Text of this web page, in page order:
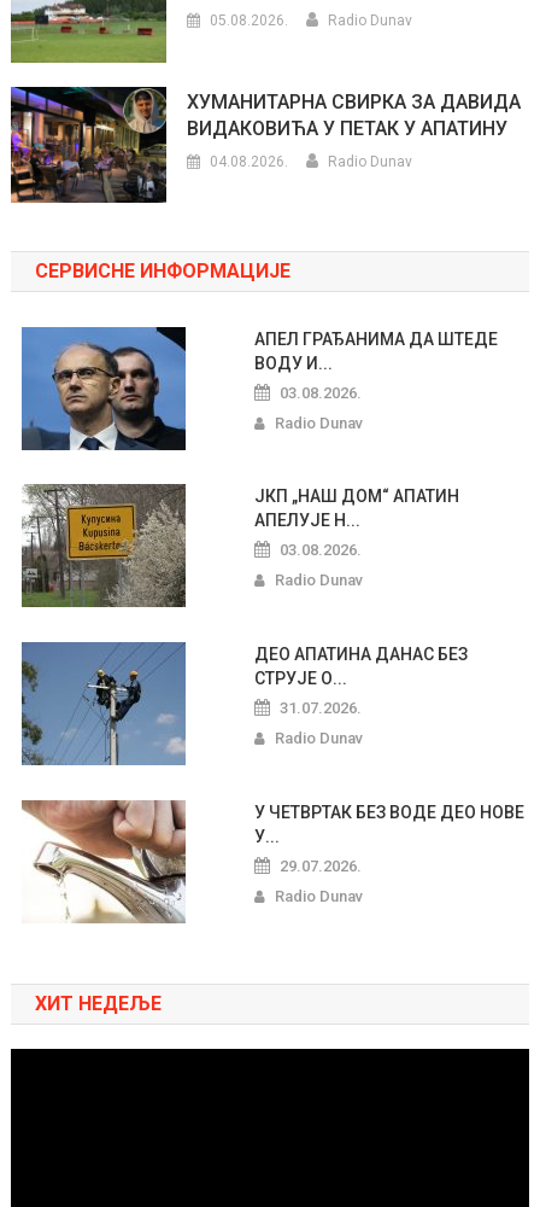
05.08.2026. Radio Dunav
ХУМАНИТАРНА СВИРКА ЗА ДАВИДА
ВИДАКОВИЋА У ПЕТАК У АПАТИНУ
04.08.2026. Radio Dunav
СЕРВИСНЕ ИНФОРМАЦИЈЕ
АПЕЛ ГРАЂАНИМА ДА ШТЕДЕ
ВОДУ И...
03.08.2026.
Radio Dunav
ЈКП „НАШ ДОМ“ АПАТИН
АПЕЛУЈЕ Н...
03.08.2026.
Radio Dunav
ДЕО АПАТИНА ДАНАС БЕЗ
СТРУЈЕ О...
31.07.2026.
Radio Dunav
У ЧЕТВРТАК БЕЗ ВОДЕ ДЕО НОВЕ
У...
29.07.2026.
Radio Dunav
ХИТ НЕДЕЉЕ